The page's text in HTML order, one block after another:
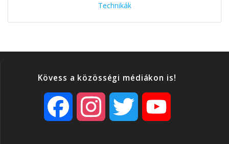
Technikák
Kövess a közösségi médiákon is!